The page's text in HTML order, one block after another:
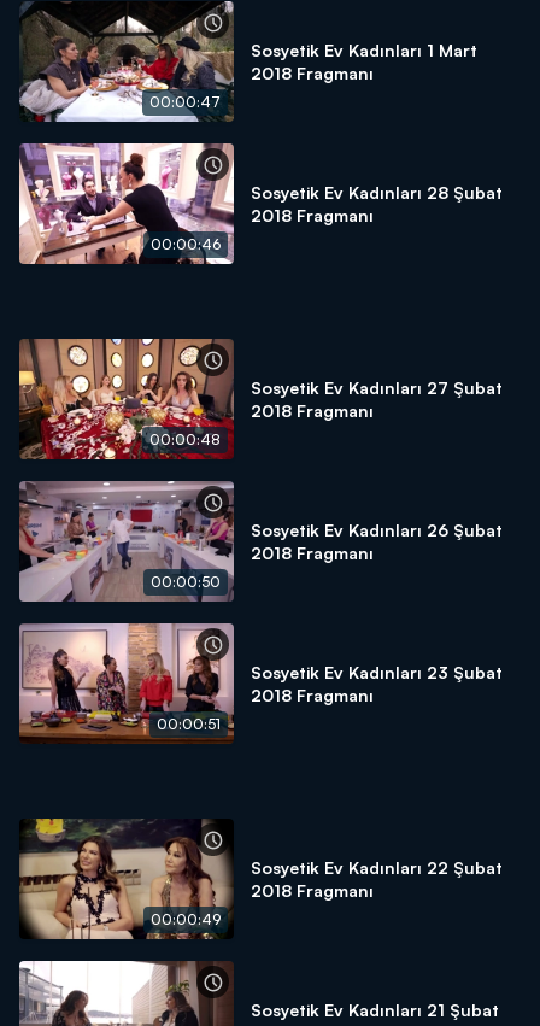
00:00:47
Sosyetik Ev Kadınları 1 Mart
2018 Fragmanı
00:00:46
Sosyetik Ev Kadınları 28 Şubat
2018 Fragmanı
00:00:48
Sosyetik Ev Kadınları 27 Şubat
2018 Fragmanı
00:00:50
Sosyetik Ev Kadınları 26 Şubat
2018 Fragmanı
00:00:51
Sosyetik Ev Kadınları 23 Şubat
2018 Fragmanı
00:00:49
Sosyetik Ev Kadınları 22 Şubat
2018 Fragmanı
Sosyetik Ev Kadınları 21 Şubat